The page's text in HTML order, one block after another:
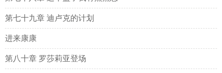
第七十九章 迪卢克的计划
进来康康
第八十章 罗莎莉亚登场